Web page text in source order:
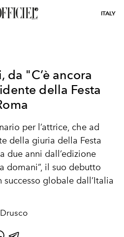
ITALY
da "C’è ancora
della Festa
per l’attrice, che ad
della giuria della Festa
due anni dall’edizione
domani”, il suo debutto
globale dall’Italia